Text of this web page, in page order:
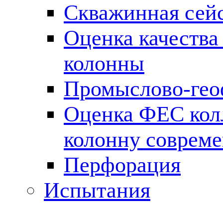
Скважинная
Оценка
колонны
Промыслово-
Оценка ФЕС
колонну
Перфорация
Испытания